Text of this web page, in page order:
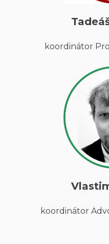
koordinátor
koordinátor